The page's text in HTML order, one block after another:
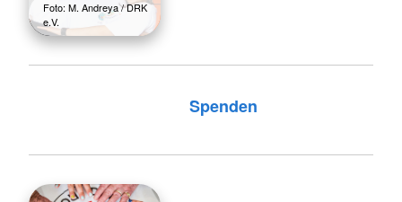
Foto: M. Andreya / DRK
e.V.
Spenden